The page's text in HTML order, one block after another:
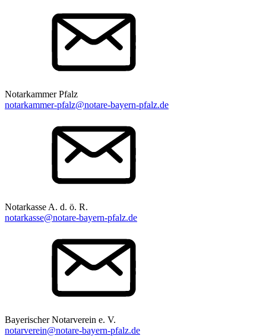
Notarkammer Pfalz
notarkammer-pfalz@notare-bayern-pfalz.de
Notarkasse A. d. ö. R.
notarkasse@notare-bayern-pfalz.de
Bayerischer Notarverein e. V.
notarverein@notare-bayern-pfalz.de